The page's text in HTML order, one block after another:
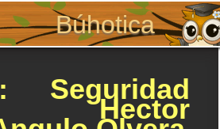
Búhotica
Seguridad
Hector